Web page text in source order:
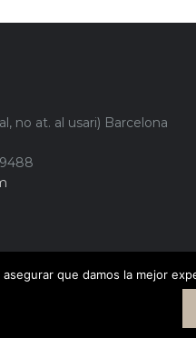
no at. al usari) Barcelona
asegurar que damos la mejor